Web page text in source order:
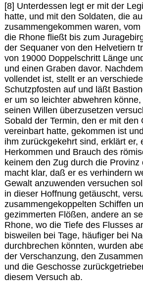
[8] Unterdessen legt er mit der
hatte, und mit den Soldaten, die
zusammengekommen waren,
die Rhone fließt bis zum
der Sequaner von den Helvetiern
von 19000 Doppelschritt Länge
und einen Graben davor.
vollendet ist, stellt er an
Schutzpfosten auf und läßt
er um so leichter abwehren
seinen Willen überzusetzen
Sobald der Termin, den er mit den
vereinbart hatte, gekommen ist
ihm zurückgekehrt sind, erklärt er,
Herkommen und Brauch des
keinem den Zug durch die Provinz
macht klar, daß er es verhindern
Gewalt anzuwenden versuchen
in dieser Hoffnung getäuscht,
zusammengekoppelten Schiffen
gezimmerten Flößen, andere an
Rhone, wo die Tiefe des Flusses
bisweilen bei Tage, häufiger bei
durchbrechen könnten, wurden
der Verschanzung, den
und die Geschosse
diesem Versuch ab.